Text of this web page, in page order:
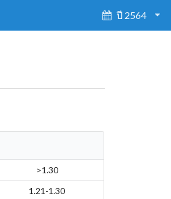
ปี 2564
>1.30
1.21-1.30